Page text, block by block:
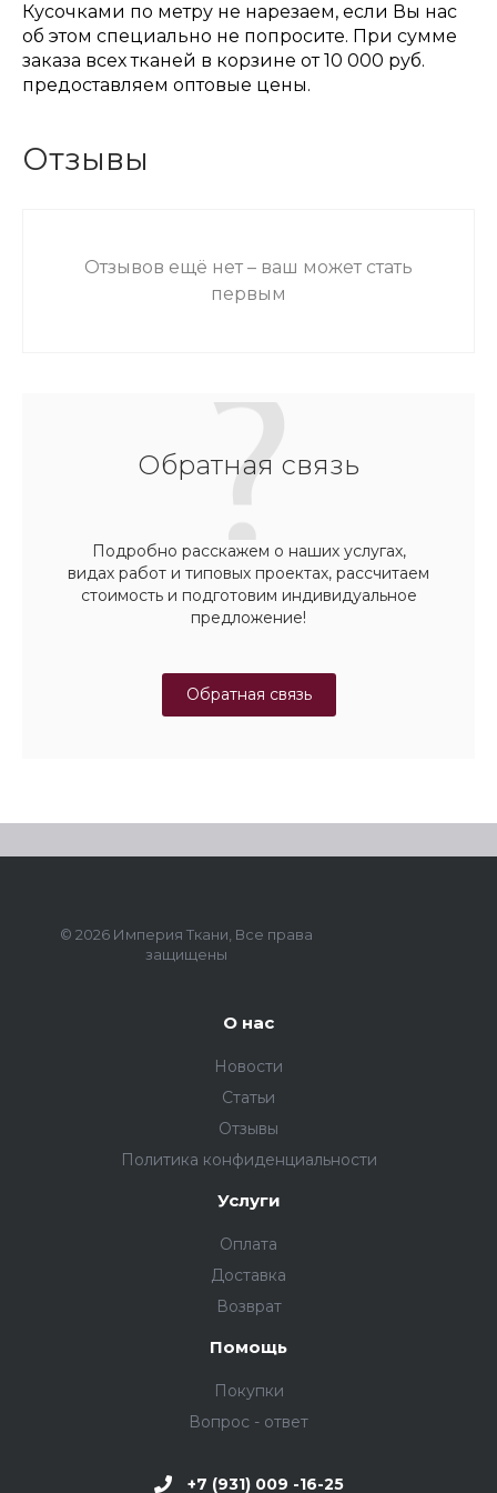
Кусочками по метру не нарезаем, если Вы нас
об этом специально не попросите. При сумме
заказа всех тканей в корзине от 10 000 руб.
предоставляем оптовые цены.
Отзывы
Отзывов ещё нет – ваш может стать
первым
Обратная связь
Подробно расскажем о наших услугах,
видах работ и типовых проектах, рассчитаем
стоимость и подготовим индивидуальное
предложение!
Обратная связь
© 2026 Империя Ткани, Все права
защищены
О нас
Новости
Статьи
Отзывы
Политика конфиденциальности
Услуги
Оплата
Доставка
Возврат
Помощь
Покупки
Вопрос - ответ
+7 (931) 009 -16-25